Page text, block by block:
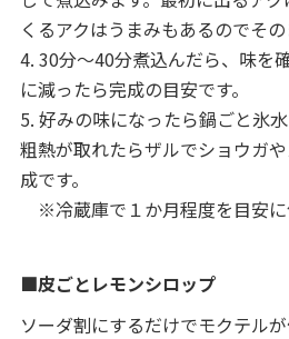
くるアクはうまみもあるのでその
4. 30分～40分煮込んだら、味を
に減ったら完成の目安です。
5. 好みの味になったら鍋ごと氷
粗熱が取れたらザルでショウガ
成です。
※冷蔵庫で１か月程度を目安に
■皮ごとレモンシロップ
ソーダ割にするだけでモクテルが